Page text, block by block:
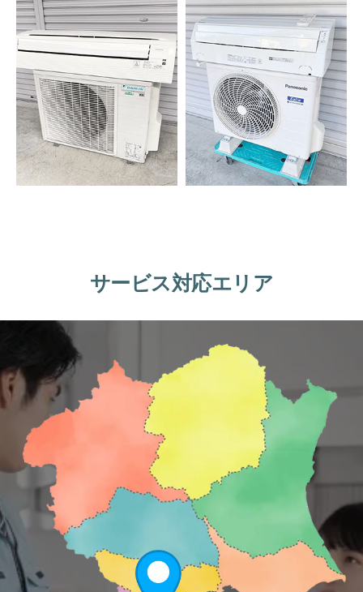
サービス対応エリア